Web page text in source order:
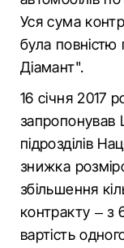
Уся сума
була
Діамант".
16 січня 2017
запропонував
підрозділів
знижка
збільшення
контракту –
вартість